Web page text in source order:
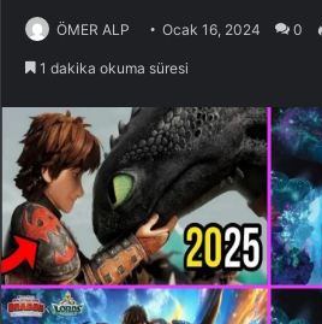
ÖMER ALP Ocak 16, 2024 0
1 dakika okuma süresi